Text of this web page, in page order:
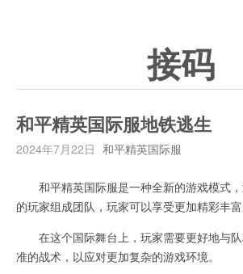
接码
和平精英国际服地铁逃生
2024年7月22日 和平精英国际服
和平精英国际服是一种全新的游戏模式，
的玩家组成团队，玩家可以享受更加精彩丰富
在这个国际舞台上，玩家需要更好地与队
准的战术，以应对更加复杂的游戏环境。